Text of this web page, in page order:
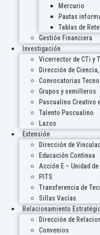
Mercurio
Pautas
Tablas de
Gestión Financiera
Investigación
Vicerrector de CTi y
Dirección de
Convocatorias
Grupos y semilleros
Pascualino Creativo
Talento Pascualino
Lazos
Extensión
Dirección de
Educación Continua
Acción E – Unidad
PITS
Transferencia de
Sillas Vacías
Relacionamiento
Dirección de
Convenios